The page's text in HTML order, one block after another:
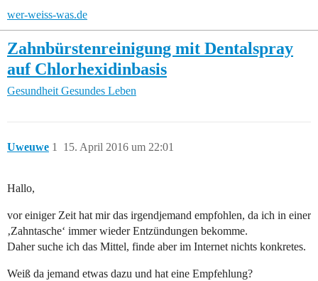
wer-weiss-was.de
Zahnbürstenreinigung mit Dentalspray
auf Chlorhexidinbasis
Gesundheit Gesundes Leben
Uweuwe 15. April 2016 um 22:01
1
Hallo,
vor einiger Zeit hat mir das irgendjemand empfohlen, da ich in einer
‚Zahntasche‘ immer wieder Entzündungen bekomme.
Daher suche ich das Mittel, finde aber im Internet nichts konkretes.
Weiß da jemand etwas dazu und hat eine Empfehlung?